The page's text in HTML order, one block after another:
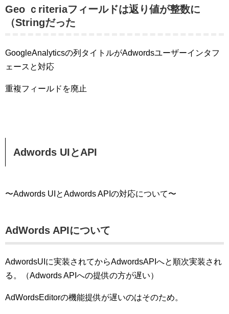
Geo ｃriteriaフィールドは返り値が整数に
（Stringだった
GoogleAnalyticsの列タイトルがAdwordsユーザーインタフ
ェースと対応
重複フィールドを廃止
Adwords UIとAPI
〜Adwords UIとAdwords APIの対応について〜
AdWords APIについて
AdwordsUIに実装されてからAdwordsAPIへと順次実装され
る。（Adwords APIへの提供の方が遅い）
AdWordsEditorの機能提供が遅いのはそのため。